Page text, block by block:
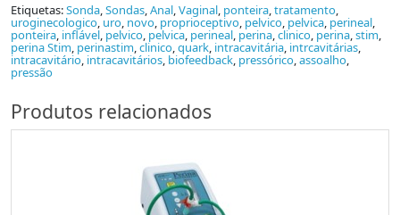
Etiquetas:Sonda,Sondas,Anal,Vaginal, ponteira,tratamento,
uroginecologico, uro, novo, proprioceptivo, pelvico, pelvica, perineal,
ponteira, inflável, pelvico, pelvica, perineal, perina,clinico, perina,stim,
perina Stim, perinastim,clinico,quark, intracavitária, intrcavitárias,
intracavitário, intracavitários, biofeedback, pressórico,assoalho,
pressão
Produtos relacionados